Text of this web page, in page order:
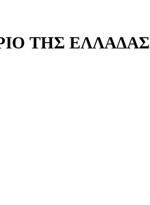
ΤΗΣ ΕΛΛΑΔΑΣ